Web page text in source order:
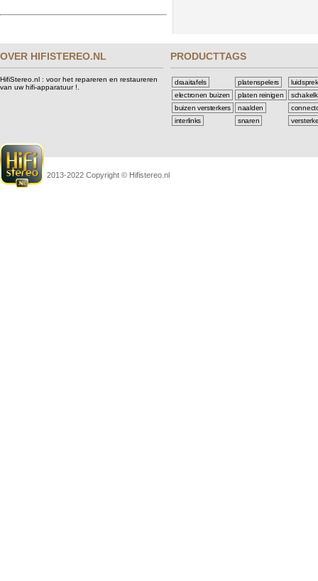
OVER HIFISTEREO.NL
HifiStereo.nl : voor het repareren en restaureren
van uw hifi-apparatuur !.
PRODUCTTAGS
draaitafels
electronen buizen
buizen versterkers
interlinks
platenspelers
platen reinigen
naalden
snaren
2013-2022 Copyright © Hifistereo.nl